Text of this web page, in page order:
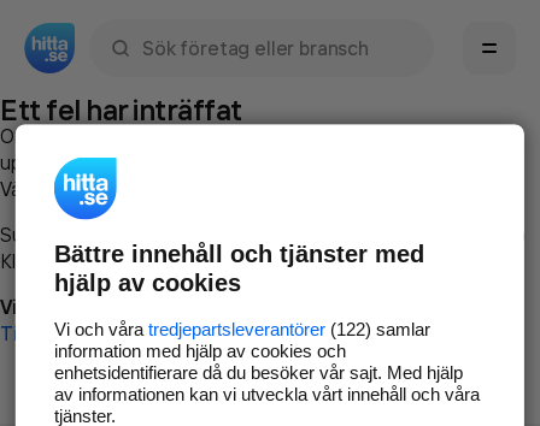
Ett fel har inträffat
Om du vill kan du
uppstod så att vi lättare och snabbare kan avhjälpa det.
Vänligen försök med följande:
Surfa till
Klicka påTillbaka-knappen i webbläsaren och försök igen
Vi beklagar besväret!
Till startsidan
Bättre innehåll och tjänster med
hjälp av cookies
Vi och våra tredjepartsleverantörer(122) samlar
information med hjälp av cookies och
enhetsidentifierare då du besöker vår sajt. Med hjälp
av informationen kan vi utveckla vårt innehåll och våra
tjänster.